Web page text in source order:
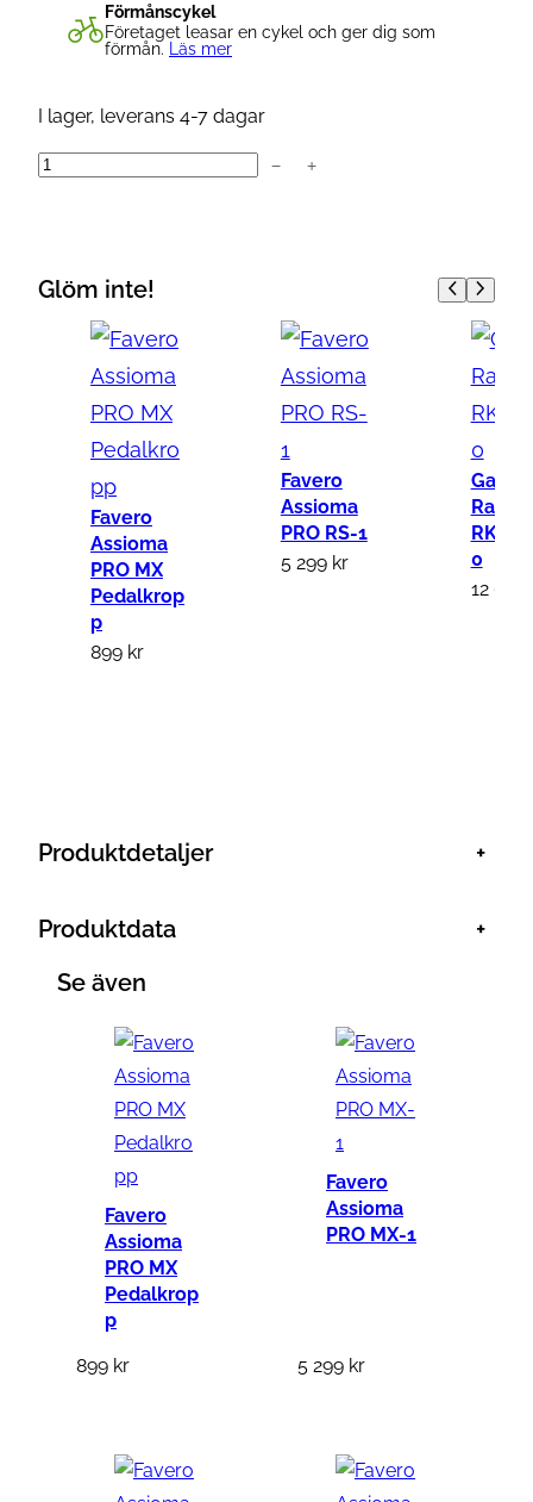
Förmånscykel
Företaget leasar en cykel och ger dig som
förmån.
Läs mer
I lager, leverans 4-7 dagar
Q
q
m
ä
− +
Glöm inte!
Favero
Assioma
PRO MX
Pedalkrop
p
899 kr
Favero
Assioma
PRO RS-1
5 299 kr
Rally
RK/
0
12 649
Produktdetaljer +
Produktdata
+
Se även
Favero
Assioma
PRO MX
Pedalkrop
p
899 kr
Favero
Assioma
PRO MX-1
5 299 kr